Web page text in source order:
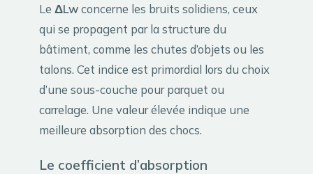
Le ΔLwconcerne les bruits solidiens, ceux
qui se propagent par la structure du
bâtiment, comme les chutes d’objets ou les
talons. Cet indice est primordial lors du choix
d’une sous-couche pour parquet ou
carrelage. Une valeur élevée indique une
meilleure absorption des chocs.
Le coefficient d’absorption